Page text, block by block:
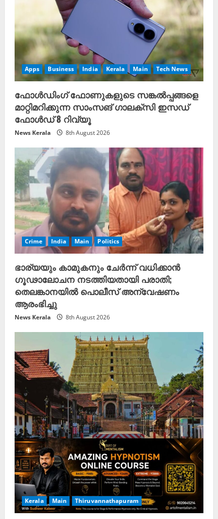
Apps Business India Kerala Main Tech News
ഫോൾഡിംഗ് ഫോണുകളുടെ സങ്കൽപ്പങ്ങളെ
മാറ്റിമറിക്കുന്ന സാംസങ് ഗാലക്സി ഇസഡ്
ഫോൾഡ് 8 റിവ്യൂ
News Kerala 8th August 2026
Crime India Main Politics
ഭാര്യയും കാമുകനും ചേർന്ന് വധിക്കാൻ
ഗൂഢാലോചന നടത്തിയതായി പരാതി;
തെലങ്കാനയിൽ പൊലീസ് അന്വേഷണം
ആരംഭിച്ചു
News Kerala 8th August 2026
Kerala Main Thiruvannathapuram